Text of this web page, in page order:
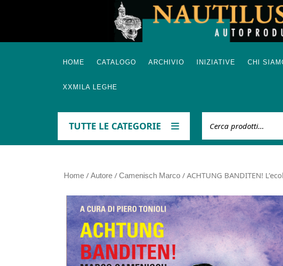
HOME CATALOGO ARCHIVIO INIZIATIVE CHI
XXMILA LEGHE
TUTTE LE CATEGORIE
Home / Autore / Camenisch Marco / ACHTUNG BANDITEN!